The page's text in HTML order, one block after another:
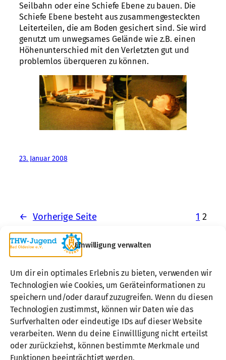
Einwilligung verwalten
Um dir ein optimales Erlebnis zu bieten, verwenden wir
Technologien wie Cookies, um Geräteinformationen zu
speichern und/oder darauf zuzugreifen. Wenn du diesen
Technologien zustimmst, können wir Daten wie das
Surfverhalten oder eindeutige IDs auf dieser Website
verarbeiten. Wenn du deine Einwillligung nicht erteilst
oder zurückziehst, können bestimmte Merkmale und
Funktionen beeinträchtigt werden.
Seilbahn oder eine Schiefe Ebene zu bauen. Die
Schiefe Ebene besteht aus zusammengesteckten
Leiterteilen, die am Boden gesichert sind. Sie wird
genutzt um unwegsames Gelände wie z.B. einen
Höhenunterschied mit den Verletzten gut und
problemlos überqueren zu können.
23. Januar 2008
← Vorherige Seite 1 2
Über uns